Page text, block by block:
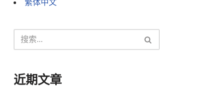
繁体中文
近期文章